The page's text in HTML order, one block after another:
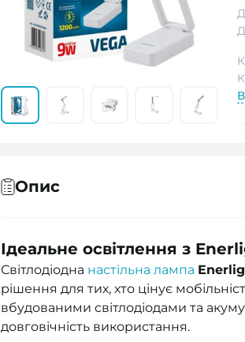
Опис
Ідеальне освітлення з
Світлодіодна настільна лампа
рішення для тих, хто цінує
вбудованими світлодіодами та
довговічність використання.